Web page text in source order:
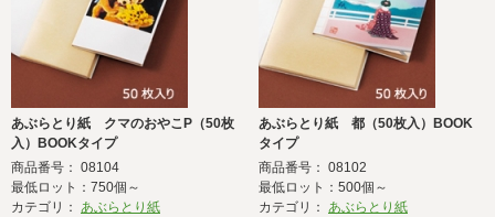
あぶらとり紙 クマのおやこP（50枚
入）BOOKタイプ
商品番号： 08104
最低ロット：750個～
カテゴリ： あぶらとり紙
あぶらとり紙 都（50枚入）BOOK
タイプ
商品番号： 08102
最低ロット：500個～
カテゴリ： あぶらとり紙